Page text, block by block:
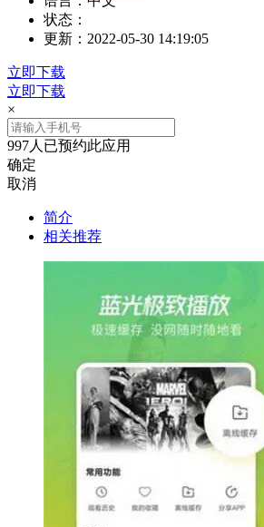
状态：
更新： 2022-05-30 14:19:05
立即下载
立即下载
×
997人已预约此应用
确定
取消
简介
相关推荐